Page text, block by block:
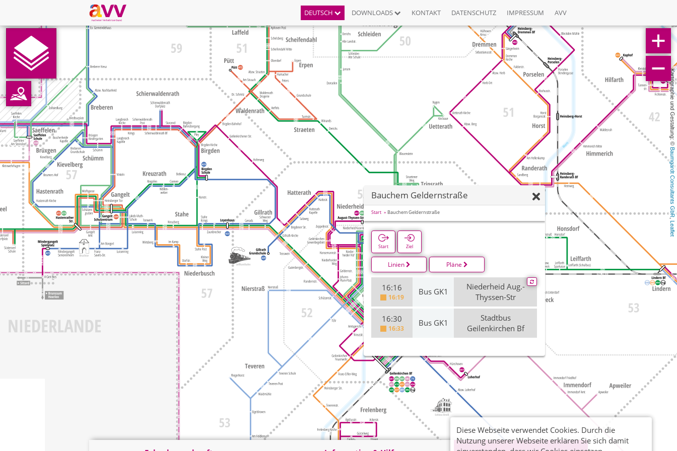
DEUTSCH DOWNLOADS KONTAKT DATENSCHUTZ IMPRESSUM AVV
Kartographie und Gestaltung: ©
Baumgardt Consultants GbR
,
Leaflet
Bauchem Geldernstraße
Start Bauchem Geldernstraße
Start Ziel
Linien Pläne
16:16
16:19
Bus GK1
Niederheid Aug.-
Thyssen-Str
16:30
16:33
Bus GK1
Stadtbus
Geilenkirchen Bf
Diese Webseite verwendet Cookies. Durch die
Nutzung unserer Webseite erklären Sie sich damit